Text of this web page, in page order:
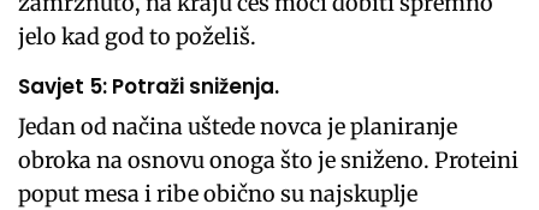
jelo kad god to poželiš.
Savjet 5: Potraži sniženja.
Jedan od načina uštede novca je planiranje
obroka na osnovu onoga što je sniženo. Proteini
poput mesa i ribe obično su najskuplje